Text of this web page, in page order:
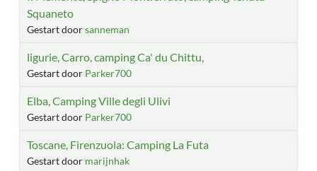
Squaneto
Gestart doorsanneman
ligurie, Carro, camping Ca' du Chittu,
Gestart door Parker700
Elba, Camping Ville degli Ulivi
Gestart door Parker700
Toscane, Firenzuola: Camping La Futa
Gestart door marijnhak